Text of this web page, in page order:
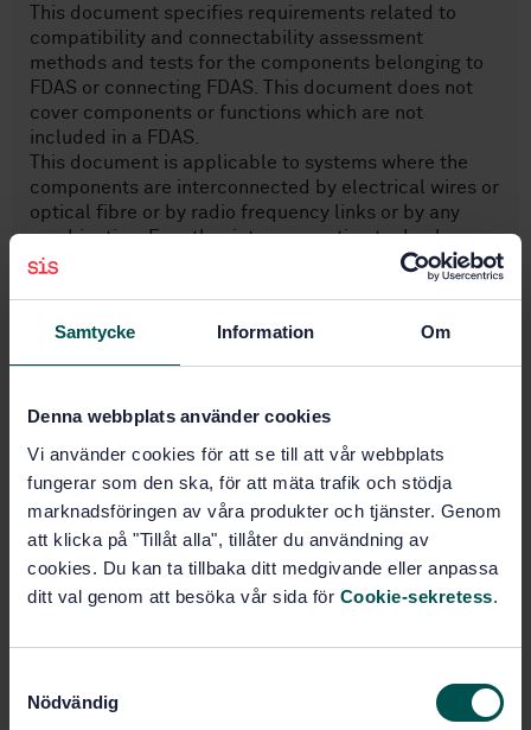
Samtycke Information Om
Denna webbplats använder cookies
Vi använder cookies för att se till att vår webbplats
fungerar som den ska, för att mäta trafik och stödja
marknadsföringen av våra produkter och tjänster. Genom
att klicka på "Tillåt alla", tillåter du användning av
cookies. Du kan ta tillbaka ditt medgivande eller anpassa
ditt val genom att besöka vår sida för Cookie-sekretess.
Nödvändig
This document specifies requirements related to
compatibility and connectability assessment
methods and tests for the components belonging to
FDAS or connecting FDAS. This document does not
cover components or functions which are not
included in a FDAS.
This document is applicable to systems where the
components are interconnected by electrical wires or
optical fibre or by radio frequency links or by any
combination. For other interconnection technology
between components , this standard may be used as
cover the requirements of the other systems to which
the fire detection and fire alarm system may be
Ämnesområden
Brandskydd (13.220.20)
SVENSK STANDARD